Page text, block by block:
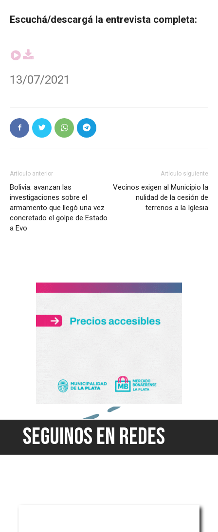
Escuchá/descargá la entrevista completa:
13/07/2021
Artículo anterior
Bolivia: avanzan las
investigaciones sobre el
armamento que llegó una vez
concretado el golpe de Estado
a Evo
Artículo siguiente
Vecinos exigen al Municipio la
nulidad de la cesión de
terrenos a la Iglesia
SEGUINOS EN REDES